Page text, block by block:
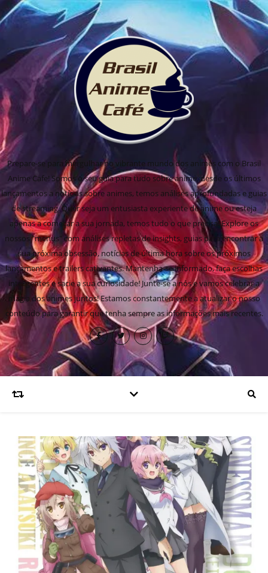
Prepare-se para mergulhar no vibrante mundo dos animes com o Brasil
Anime Cafe! Somos o seu guia para tudo sobre anime, desde os últimos
lançamentos a notícias sobre animes, temos análises aprofundadas e guias
de streaming. Quer seja um entusiasta experiente de anime ou esteja
apenas a começar a sua jornada, temos tudo o que precisa! Explore os
nossos "menus" com análises repletas de insights, guias para encontrar a
sua próxima obsessão, notícias de última hora sobre os próximos
lançamentos e trailers cativantes. Mantenha-se informado, faça escolhas
inteligentes e sacie a sua curiosidade! Junte-se a nós e vamos celebrar a
magia dos animes juntos! Estamos constantemente a atualizar o nosso
conteúdo para garantir que tenha sempre as informações mais recentes.